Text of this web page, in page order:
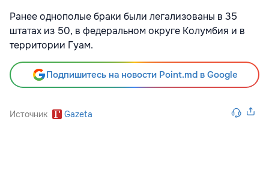
Ранее однополые браки были легализованы в 35
штатах из 50, в федеральном округе Колумбия и в
территории Гуам.
Подпишитесь на новости Point.md в Google
Источник Gazeta